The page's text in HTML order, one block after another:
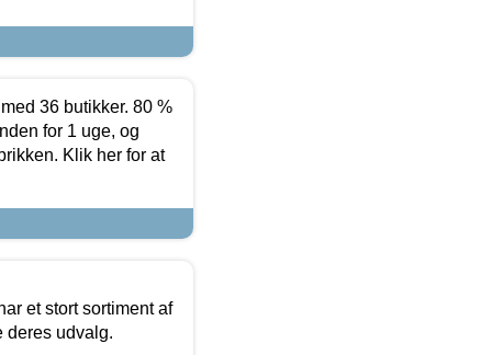
36 butikker. 80 %
for 1 uge, og
Klik her for at
et stort sortiment af
deres udvalg.